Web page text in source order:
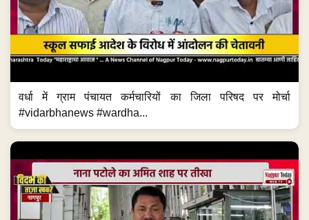
वर्धा में ग्राम पंचायत कर्मचारियों का जिला परिषद पर मोर्चा
#vidarbhanews #wardha...